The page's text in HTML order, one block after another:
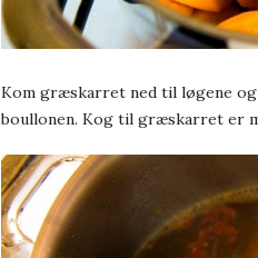
Kom græskarret ned til løgene
boullonen. Kog til græskarret er